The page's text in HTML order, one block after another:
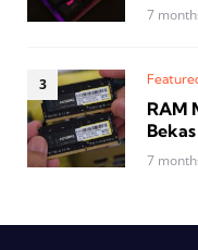
7
RAM
Bekas
7